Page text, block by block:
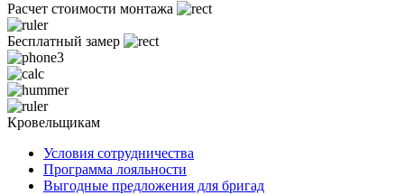
Расчет стоимости монтажа
Бесплатный замер
Кровельщикам
Условия сотрудничества
Программа лояльности
Выгодные предложения для бригад